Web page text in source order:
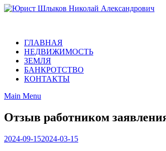
Skip
ГЛАВНАЯ
НЕДВИЖИМОСТЬ
ЗЕМЛЯ
БАНКРОТСТВО
КОНТАКТЫ
Main Menu
Отзыв работником
2024-09-152024-03-15